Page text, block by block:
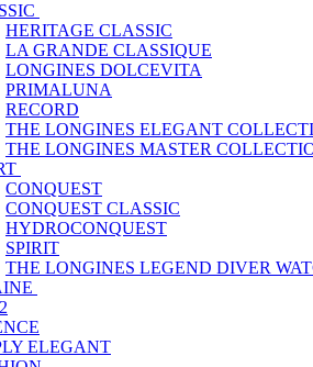
HERITAGE CLASSIC
LA GRANDE CLASSIQUE
LONGINES DOLCEVITA
PRIMALUNA
RECORD
THE LONGINES ELEGANT
THE LONGINES MASTER
CONQUEST
CONQUEST CLASSIC
HYDROCONQUEST
SPIRIT
THE LONGINES LEGEND DIVER
ELEGANT